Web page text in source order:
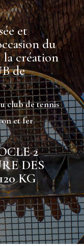
et
du
la création
de
club de tennis
et fer
2
DES
KG